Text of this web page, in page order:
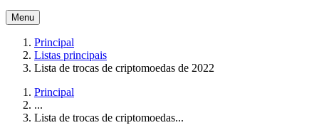
Menu
Principal
Listas principais
Lista de trocas de criptomoedas de 2022
Principal
...
Lista de trocas de criptomoedas...